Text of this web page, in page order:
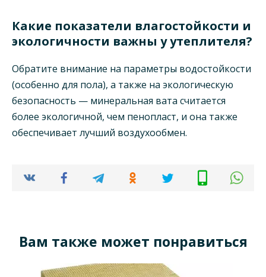
Какие показатели влагостойкости и
экологичности важны у утеплителя?
Обратите внимание на параметры водостойкости
(особенно для пола), а также на экологическую
безопасность — минеральная вата считается
более экологичной, чем пенопласт, и она также
обеспечивает лучший воздухообмен.
Вам также может понравиться